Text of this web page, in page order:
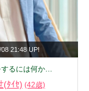
08 21:48 UP!
するには何か…
(ﾀｲｾ) (42歳)